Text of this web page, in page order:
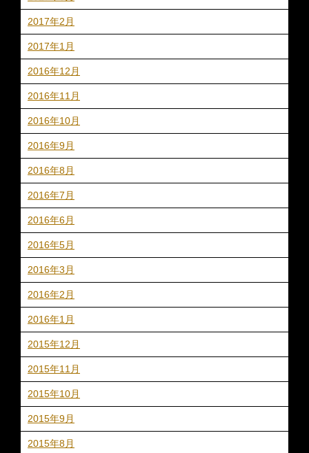
2017年2月
2017年1月
2016年12月
2016年11月
2016年10月
2016年9月
2016年8月
2016年7月
2016年6月
2016年5月
2016年3月
2016年2月
2016年1月
2015年12月
2015年11月
2015年10月
2015年9月
2015年8月